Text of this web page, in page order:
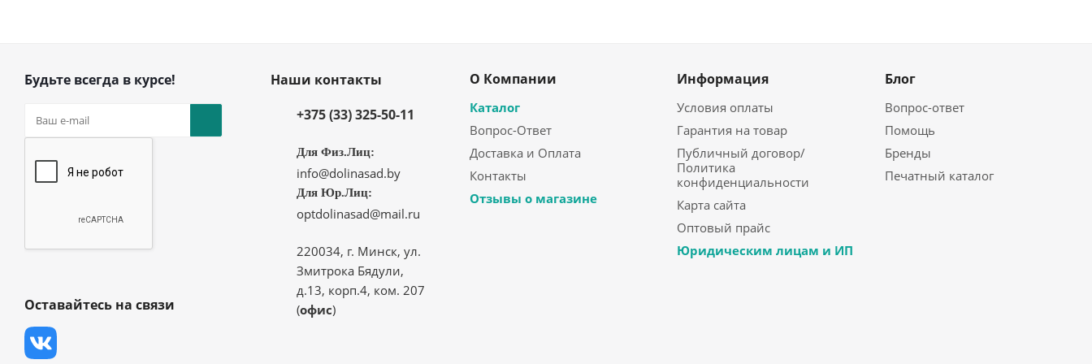
Будьте всегда в курсе!
Оставайтесь на связи
Наши контакты
+375 (33) 325-50-11
Для Физ.Лиц:
info@dolinasad.by
Для Юр.Лиц:
optdolinasad@mail.ru
220034, г. Минск, ул.
Змитрока Бядули,
д.13, корп.4, ком. 207
(офис)
О Компании
Каталог
Вопрос-Ответ
Доставка и Оплата
Контакты
Отзывы о магазине
Информация
Условия оплаты
Гарантия на товар
Публичный договор/
Политика
конфиденциальности
Карта сайта
Оптовый прайс
Юридическим лицам и ИП
Блог
Вопрос-ответ
Помощь
Бренды
Печатный каталог